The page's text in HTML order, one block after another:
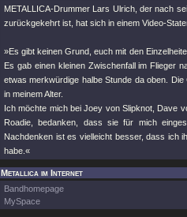
METALLICA-Drummer Lars Ulrich, der nach
zurückgekehrt ist, hat sich in einem Video-
»Es gibt keinen Grund, euch mit den
Es gab einen kleinen Zwischenfall im Flieger
etwas merkwürdige halbe Stunde da oben.
in meinem Alter.
Ich möchte mich bei Joey von Slipknot, Dave
Roadie, bedanken, dass sie für mich
Nachdenken ist es vielleicht besser, dass ich
habe.«
Metallica im Internet
Bandhomepage
MySpace